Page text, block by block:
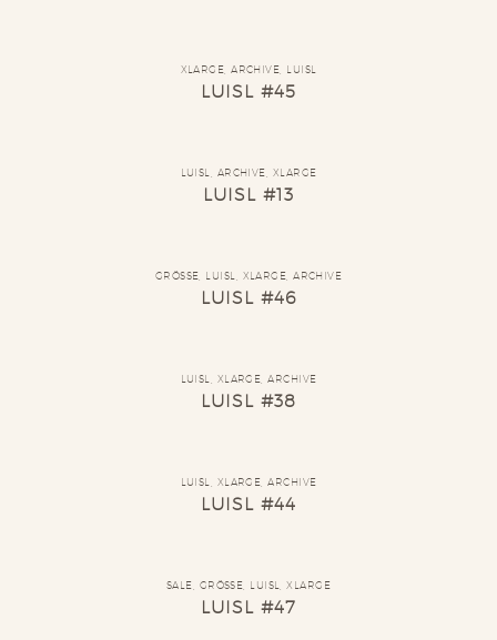
XLARGE ,ARCHIVE LUISL
LUISL #45
LUISL ARCHIVE XLARGE
LUISL #13
GRÖSSE LUISL XLARGE ,ARCHIVE
LUISL #46
LUISL XLARGE ,ARCHIVE
LUISL #38
LUISL XLARGE ,ARCHIVE
LUISL #44
SALE GRÖSSE LUISL ,XLARGE
LUISL #47